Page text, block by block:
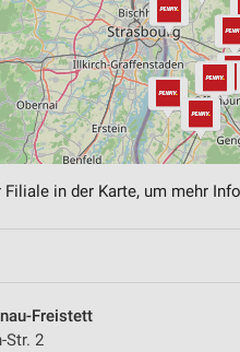
in der Karte, um mehr
Freistett
Str. 2